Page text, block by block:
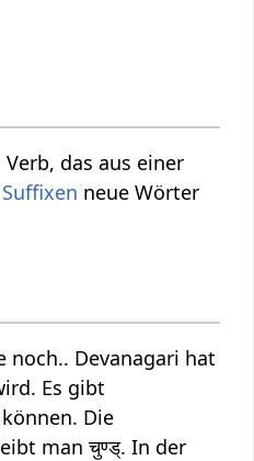
das aus einer
Suffixen neue Wörter
noch.. Devanagari hat
Es gibt
Die
man चुण्ड्. In der